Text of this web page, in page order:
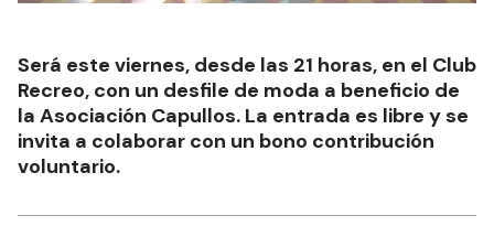
Será este viernes, desde las 21 horas, en el Club
Recreo, con un desfile de moda a beneficio de
la Asociación Capullos. La entrada es libre y se
invita a colaborar con un bono contribución
voluntario.